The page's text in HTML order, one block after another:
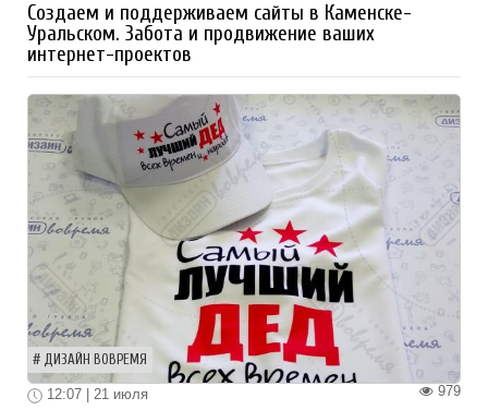
Создаем и поддерживаем сайты в Каменске-
Уральском. Забота и продвижение ваших
интернет-проектов
ДИЗАЙН ВОВРЕМЯ
979
12:07 | 21 июля